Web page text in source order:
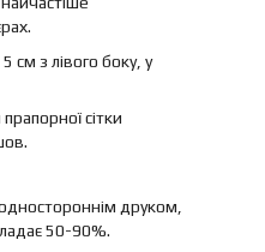
з лівого боку, у
сітки
друком,
50-90%.